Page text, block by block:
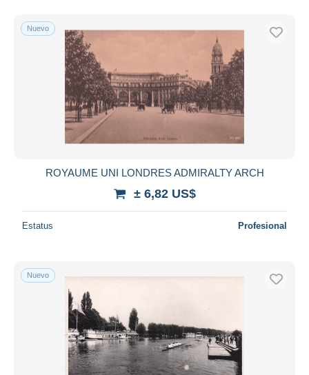
Nuevo
ROYAUME UNI LONDRES ADMIRALTY ARCH
± 6,82 US$
Estatus Profesional
Nuevo